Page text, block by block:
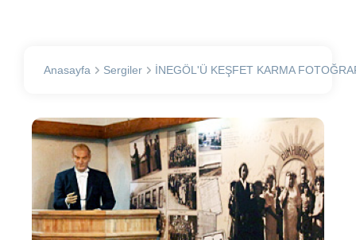
Anasayfa Sergiler İNEGÖL'Ü KEŞFET KARMA